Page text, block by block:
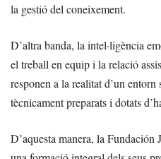
la gestió del coneixement.
D’altra banda, la intel·ligència
el treball en equip i la relació
responen a la realitat d’un
tècnicament preparats i dotats
D’aquesta manera, la